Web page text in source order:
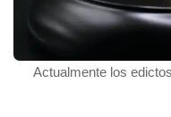
Actualmente los